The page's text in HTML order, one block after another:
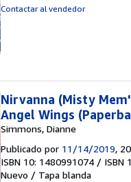
Contactar al vendedor
Nirvanna (Misty
Angel Wings
Simmons, Dianne
Publicado por 11/14/2019,
ISBN 10: 1480991074 / ISBN
Nuevo / Tapa blanda